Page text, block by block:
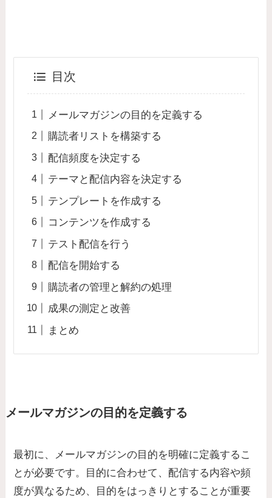
目次
メールマガジンの目的を定義する
購読者リストを構築する
配信頻度を決定する
テーマと配信内容を決定する
テンプレートを作成する
コンテンツを作成する
テスト配信を行う
配信を開始する
購読者の管理と解約の処理
成果の測定と改善
まとめ
メールマガジンの目的を定義する
最初に、メールマガジンの目的を明確に定義するこ
とが必要です。目的に合わせて、配信する内容や頻
度が異なるため、目的をはっきりとすることが重要